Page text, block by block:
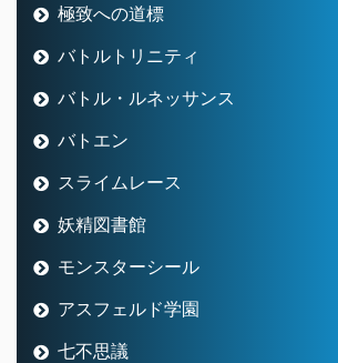
極致への道標
バトルトリニティ
バトル・ルネッサンス
バトエン
スライムレース
妖精図書館
モンスターシール
アスフェルド学園
七不思議